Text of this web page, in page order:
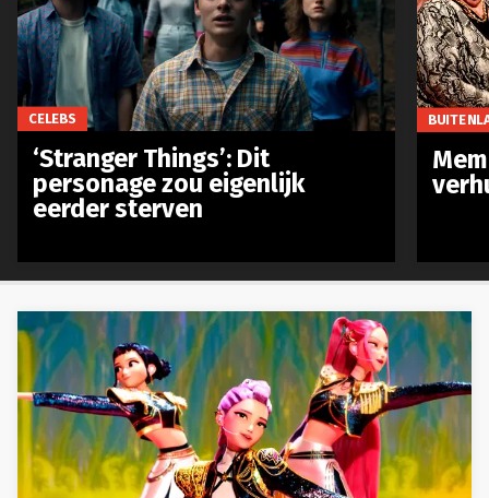
CELEBS
‘Stranger Things’: Dit
personage zou eigenlijk
eerder sterven